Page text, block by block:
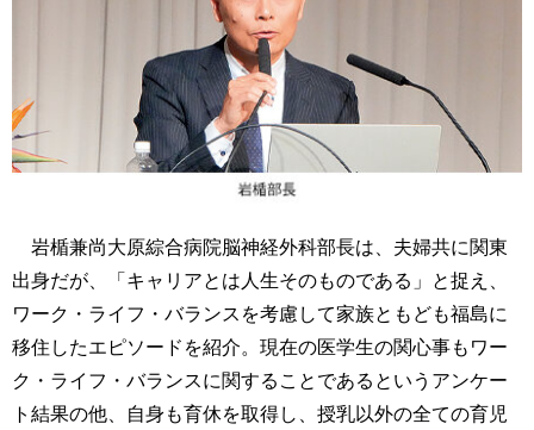
岩楯兼尚大原綜合病院脳神経外科部長は、夫婦共に関東
出身だが、「キャリアとは人生そのものである」と捉え、
ワーク・ライフ・バランスを考慮して家族ともども福島に
移住したエピソードを紹介。現在の医学生の関心事もワー
ク・ライフ・バランスに関することであるというアンケー
ト結果の他、自身も育休を取得し、授乳以外の全ての育児